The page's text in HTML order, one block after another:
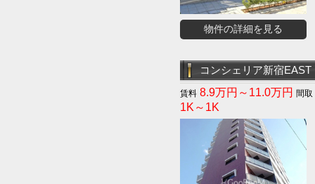
物件の詳細を見る
コンシェリア新宿EAST
8.9万円～11.0万円
1K～1K